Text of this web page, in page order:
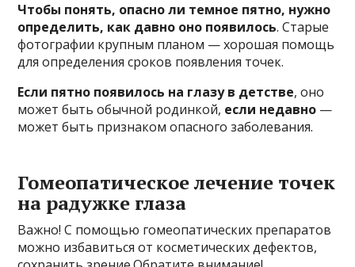
Чтобы понять, опасно ли темное пятно, нужно
определить, как давно оно появилось. Старые
фотографии крупным планом — хорошая помощь
для определения сроков появления точек.
Если пятно появилось на глазу в детстве, оно
может быть обычной родинкой, если недавно —
может быть признаком опасного заболевания.
Гомеопатическое лечение точек
на радужке глаза
Важно! С помощью гомеопатических препаратов
можно избавиться от косметических дефектов,